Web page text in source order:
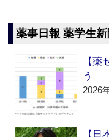
薬事日報 薬学生
【薬
う
2026
【日